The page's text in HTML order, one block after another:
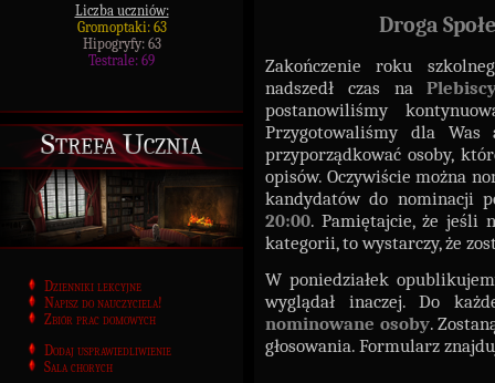
Liczba uczniów:
Gromoptaki: 63
Hipogryfy: 63
Testrale: 69
Strefa Ucznia
Dzienniki lekcyjne
Napisz do nauczyciela!
Zbiór prac domowych
Dodaj usprawiedliwienie
Sala chorych
Droga
Zakończenie roku
nadszedł czas na
postanowiliśmy
Przygotowaliśmy dla
przyporządkować osoby,
opisów. Oczywiście można
kandydatów do nominacji
20:00. Pamiętajcie, że jeśli
kategorii, to wystarczy, że
W poniedziałek
wyglądał inaczej. Do
nominowane osoby.
głosowania. Formularz